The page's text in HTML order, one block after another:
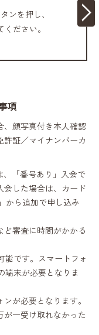
ンを押し、
ださい。
項
、顔写真付き本人確認
証／マイナンバーカ
「番号あり」入会で
会した場合は、カード
から追加で申し込み
審査に時間がかかる
です。スマートフォ
端末が必要となりま
が必要となります。
一受け取れなかった